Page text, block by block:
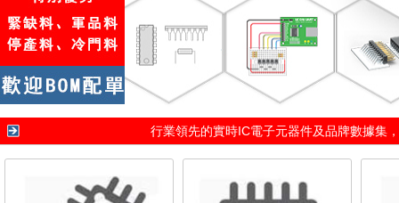
行業領先的實時IC電子元器件及品牌數據集